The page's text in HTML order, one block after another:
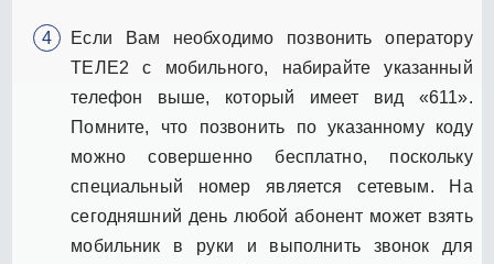
Если Вам необходимо позвонить оператору
ТЕЛЕ2 с мобильного, набирайте указанный
телефон выше, который имеет вид «611».
Помните, что позвонить по указанному коду
можно совершенно бесплатно, поскольку
специальный номер является сетевым. На
сегодняшний день любой абонент может взять
мобильник в руки и выполнить звонок для